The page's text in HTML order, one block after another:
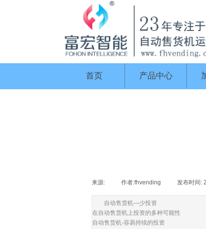
首页 产品中心
来源: 作者:fhvending 发布时间:
自动售货机—少投资
在自动售货机上投资的多种可能性
自动售货机-容易持续的投资